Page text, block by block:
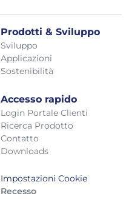
Prodotti & Sviluppo
Sviluppo
Applicazioni
Sostenibilità
Accesso rapido
Login Portale Clienti
Ricerca Prodotto
Contatto
Downloads
Impostazioni Cookie
Recesso